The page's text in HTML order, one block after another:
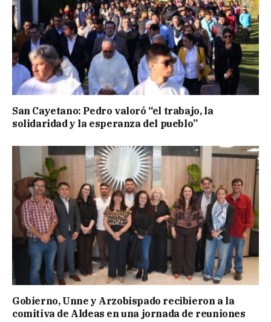
San Cayetano: Pedro valoró “el trabajo, la
solidaridad y la esperanza del pueblo”
Gobierno, Unne y Arzobispado recibieron a la
comitiva de Aldeas en una jornada de reuniones